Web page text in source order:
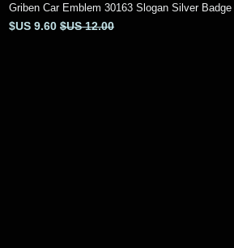
العرض السريع
Griben Car Emblem 30163 Slogan Silver Badge
سعر عادي سعر البيع